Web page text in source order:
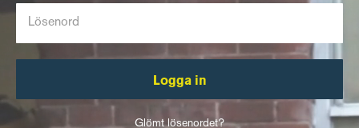
Logga in
Glömt lösenordet?